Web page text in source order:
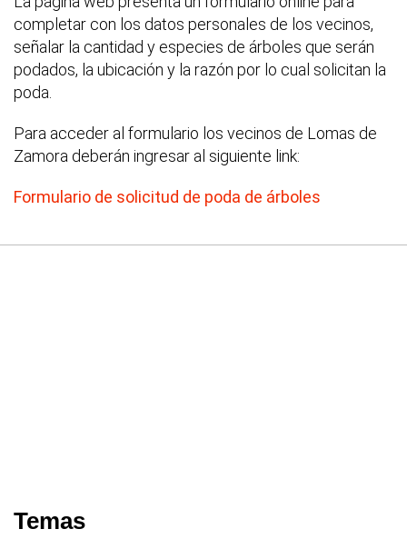
completar con los datos personales de los vecinos,
señalar la cantidad y especies de árboles que serán
podados, la ubicación y la razón por lo cual solicitan la
poda.
Para acceder al formulario los vecinos de Lomas de
Zamora deberán ingresar al siguiente link:
Formulario de solicitud de poda de árboles
Temas